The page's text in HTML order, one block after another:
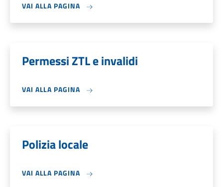
VAI ALLA PAGINA
Permessi ZTL e invalidi
VAI ALLA PAGINA
Polizia locale
VAI ALLA PAGINA